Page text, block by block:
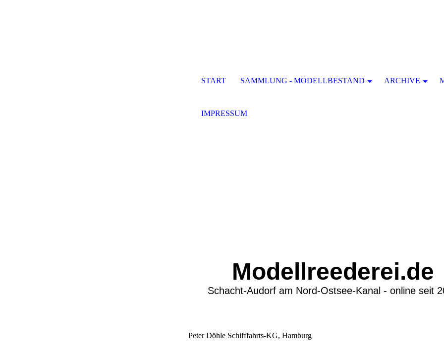
Modellreederei.de
Schacht-Audorf am Nord-Ostsee-Kanal - online seit
Peter Döhle Schifffahrts-KG, Hamburg
START SAMMLUNG - MODELLBESTAND ARCHIVE
IMPRESSUM